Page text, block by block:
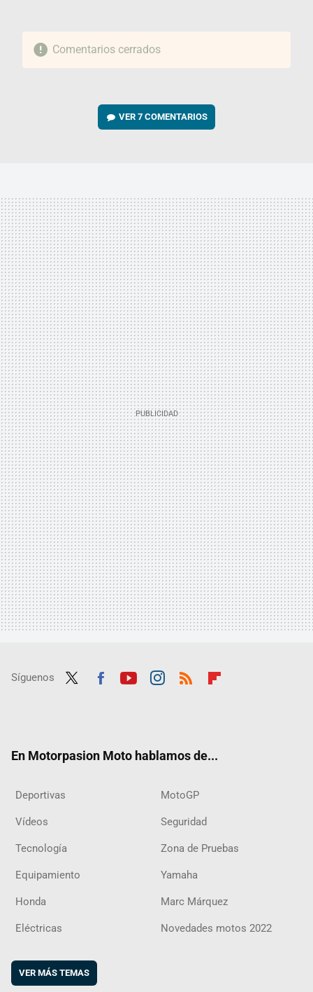
Comentarios cerrados
VER7 COMENTARIOS
Síguenos
En Motorpasion Moto hablamos de...
Deportivas MotoGP
Vídeos Seguridad
Tecnología Zona de Pruebas
Equipamiento Yamaha
Honda Marc Márquez
Eléctricas Novedades motos 2022
VER MÁS TEMAS